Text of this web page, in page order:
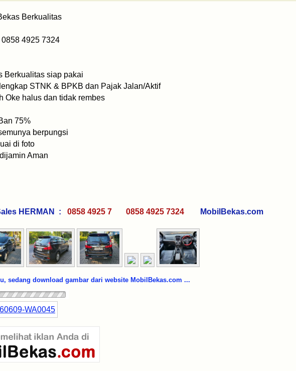
Berkualitas
4925 7324
Berkualitas siap pakai
STNK & BPKB dan Pajak Jalan/Aktif
Oke halus dan tidak rembes
75%
berpungsi
di foto
Aman
HERMAN : 0858 4925 7 0858 4925 7324 MobilBekas.com
sedang download gambar dari website MobilBekas.com ...